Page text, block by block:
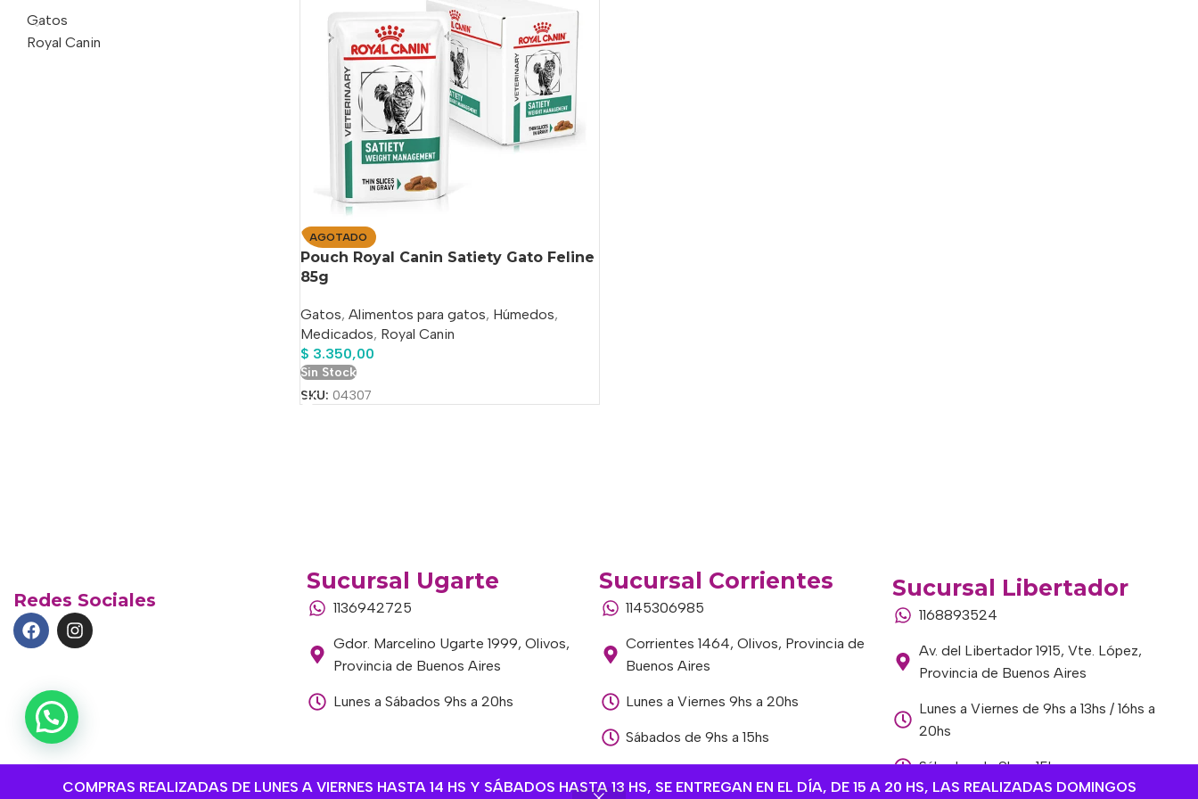
COMPRAS REALIZADAS DE LUNES A VIERNES HASTA 14 HS Y SÁBADOS HASTA 13 HS, SE ENTREGAN EN EL DÍA, DE 15 A 20 HS, LAS REALIZADAS DOMINGOS
Gatos
Royal Canin
AGOTADO
Pouch Royal Canin Satiety Gato Feline
85g
Gatos, Alimentos para gatos, Húmedos,
Medicados, Royal Canin
$ 3.350,00
Sin Stock
SKU: 04307
Redes Sociales
Sucursal Ugarte
1136942725
Gdor. Marcelino Ugarte 1999, Olivos,
Provincia de Buenos Aires
Lunes a Sábados 9hs a 20hs
Sucursal Corrientes
1145306985
Corrientes 1464, Olivos, Provincia de
Buenos Aires
Lunes a Viernes 9hs a 20hs
Sábados de 9hs a 15hs
Sucursal Libertador
1168893524
Av. del Libertador 1915, Vte. López,
Provincia de Buenos Aires
Lunes a Viernes de 9hs a 13hs / 16hs a
20hs
Sábados de 9hs a 15hs